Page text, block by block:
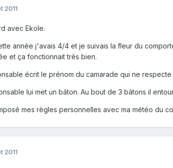
2011
avec Ekole.
année j'avais 4/4 et je suivais la fleur du
et ça fonctionnait très bien.
écrit le prénom du camarade qui ne
lui met un bâton. Au bout de 3 bâtons il
mes règles personnelles avec ma météo du
2011